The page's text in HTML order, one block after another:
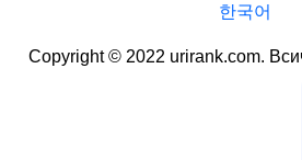
한국어
Copyright © 2022 urirank.com.